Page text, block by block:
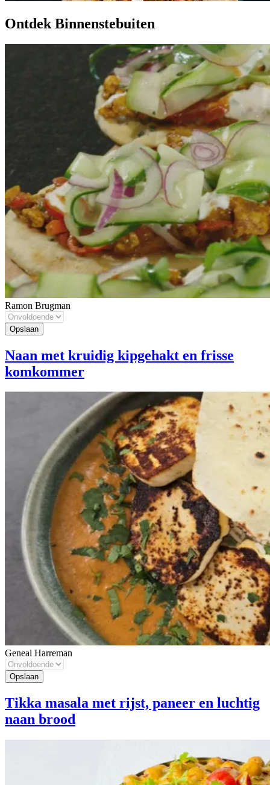
Ontdek Binnenstebuiten
Ramon Brugman
Naan met kruidig kipgehakt en frisse
komkommer
Geneal Harreman
Tikka masala met rijst, paneer en luchtig
naan brood